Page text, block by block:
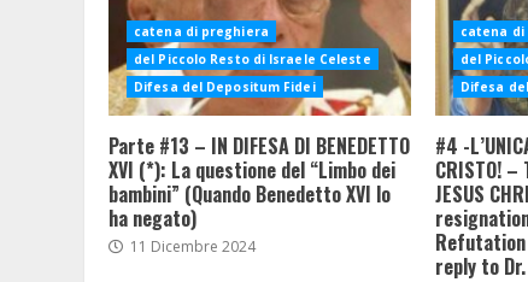
catena di preghiera
del Piccolo Resto di Israele Celeste
Difesa del Depositum Fidei
Parte #13 – IN DIFESA DI BENEDETTO
XVI (*): La questione del “Limbo dei
bambini” (Quando Benedetto XVI lo
ha negato)
11 Dicembre 2024
catena
del
Difesa
#4 -
CRISTO! –
JESUS
Refutation
reply to